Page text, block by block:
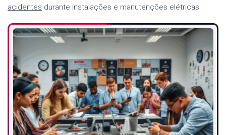
acidentes durante instalações e manutenções elétricas.